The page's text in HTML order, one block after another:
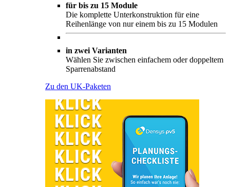
für bis zu 15 Module
Die komplette Unterkonstruktion für eine
Reihenlänge von nur einem bis zu 15 Modulen
in zwei Varianten
Wählen Sie zwischen einfachem oder doppeltem
Sparrenabstand
Zu den UK-Paketen